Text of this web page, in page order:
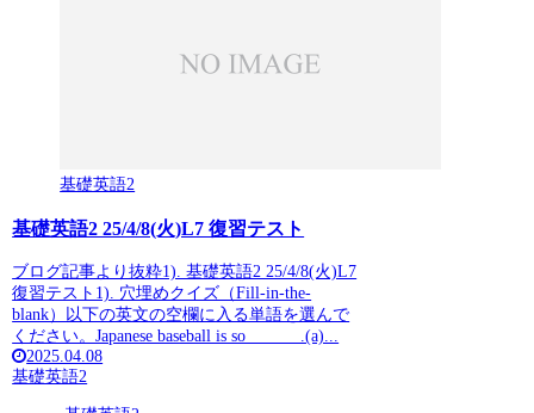
基礎英語2
基礎英語2 25/4/8(火)L7 復習テスト
ブログ記事より抜粋1). 基礎英語2 25/4/8(火)L7
復習テスト1). 穴埋めクイズ（Fill-in-the-
blank）以下の英文の空欄に入る単語を選んで
ください。Japanese baseball is so ______.(a)...
2025.04.08
基礎英語2